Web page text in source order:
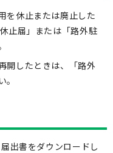
を休止または廃止した
止届」または「路外駐
開したときは、「路外
出書をダウンロードし